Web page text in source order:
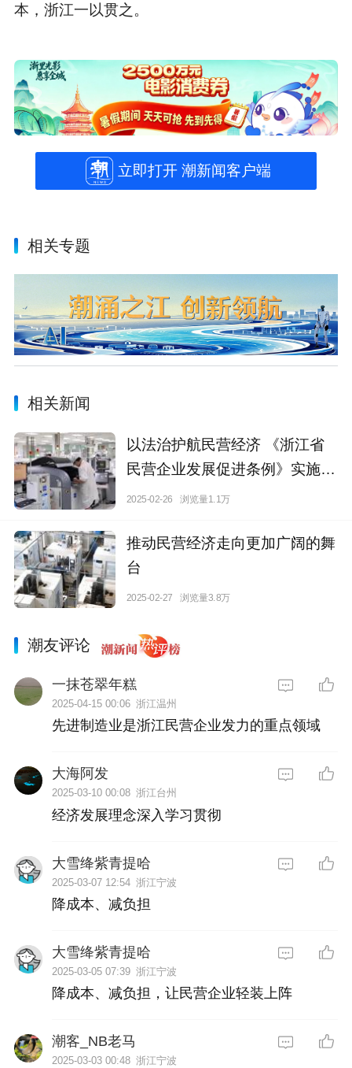
本，浙江一以贯之。
立即打开 潮新闻客户端
相关专题
相关新闻
以法治护航民营经济 《浙江省
民营企业发展促进条例》实施五
周年综述
2025-02-26 浏览量1.1万
推动民营经济走向更加广阔的舞
台
2025-02-27 浏览量3.8万
潮友评论
一抹苍翠年糕
2025-04-15 00:06 浙江温州
先进制造业是浙江民营企业发力的重点领域
大海阿发
2025-03-10 00:08 浙江台州
经济发展理念深入学习贯彻
大雪绛紫青提哈
2025-03-07 12:54 浙江宁波
降成本、减负担
大雪绛紫青提哈
2025-03-05 07:39 浙江宁波
降成本、减负担，让民营企业轻装上阵
潮客_NB老马
2025-03-03 00:48 浙江宁波